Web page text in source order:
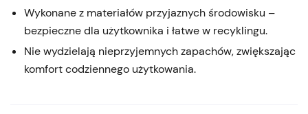
Wykonane z materiałów przyjaznych środowisku –
bezpieczne dla użytkownika i łatwe w recyklingu.
Nie wydzielają nieprzyjemnych zapachów, zwiększając
komfort codziennego użytkowania.